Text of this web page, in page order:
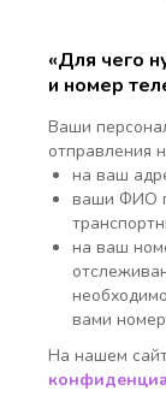
«Для чего
и номер
Ваши
отправления
на ваш
ваши ФИО
на ваш
вами
На нашем